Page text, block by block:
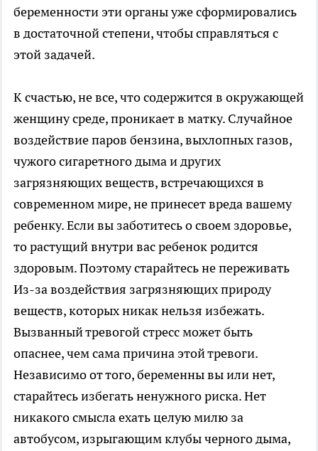
беременности эти органы уже сформировались
в достаточной степени, чтобы справляться с
этой задачей.
К счастью, не все, что содержится в окружающей
женщину среде, проникает в матку. Случайное
воздействие паров бензина, выхлопных газов,
чужого сигаретного дыма и других
загрязняющих веществ, встречающихся в
современном мире, не принесет вреда вашему
ребенку. Если вы заботитесь о своем здоровье,
то растущий внутри вас ребенок родится
здоровым. Поэтому старайтесь не переживать
Из-за воздействия загрязняющих природу
веществ, которых никак нельзя избежать.
Вызванный тревогой стресс может быть
опаснее, чем сама причина этой тревоги.
Независимо от того, беременны вы или нет,
старайтесь избегать ненужного риска. Нет
никакого смысла ехать целую милю за
автобусом, изрыгающим клубы черного дыма,